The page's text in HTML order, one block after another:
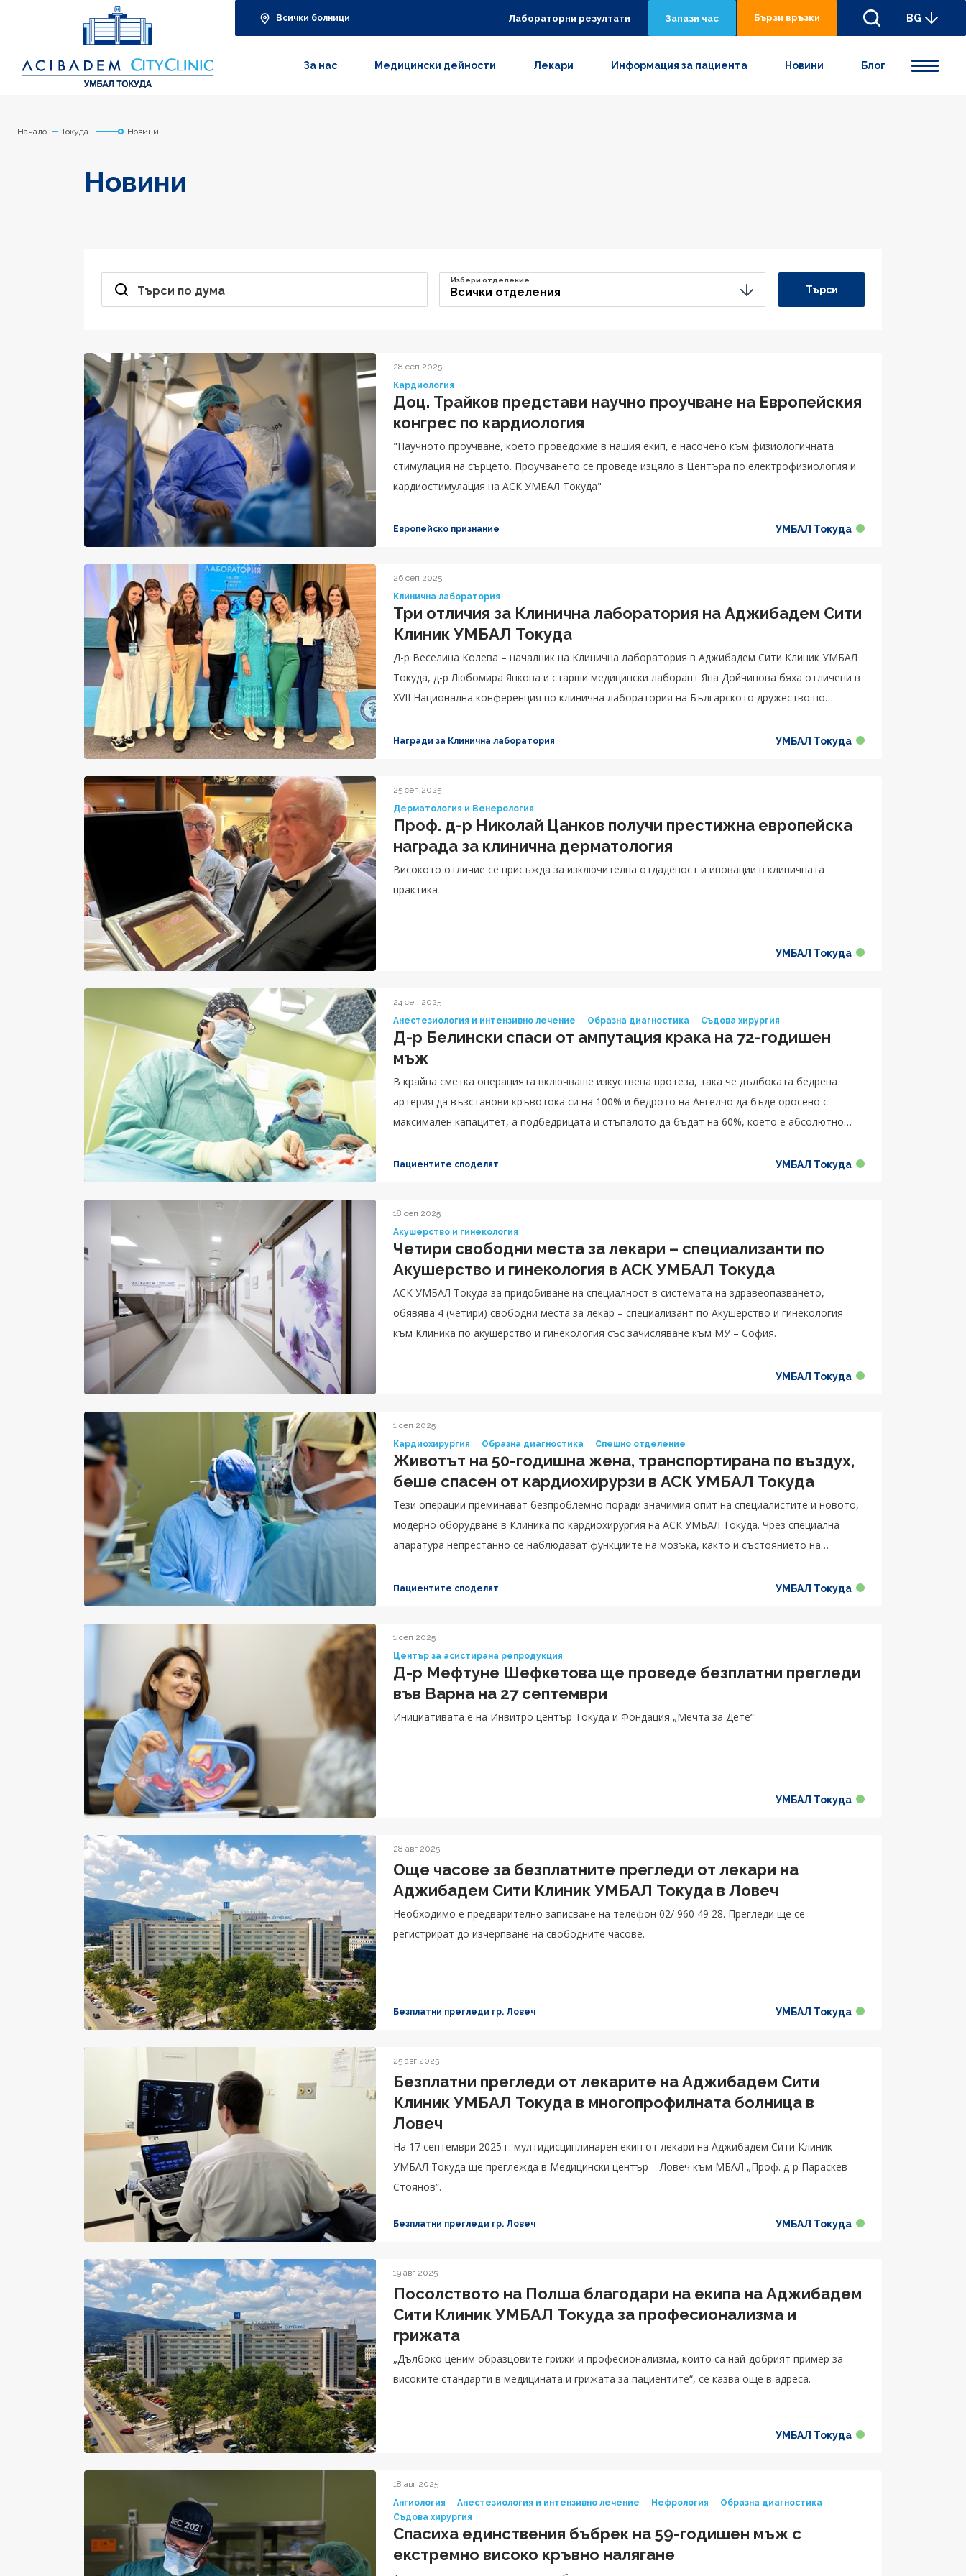
Всички болници Лабораторни резултати Запази час Бързи връзки BG
За нас Медицински дейности Лекари Информация за пациента Новини Блог
Начало Токуда Новини
Новини
Търси по дума Всички отделения
Избери отделение
Търси
28 сеп 2025
Кардиология
Доц. Трайков представи научно проучване на Европейския
конгрес по кардиология
"Научното проучване, което проведохме в нашия екип, е насочено към физиологичната
стимулация на сърцето. Проучването се проведе изцяло в Центъра по електрофизиология и
кардиостимулация на АСК УМБАЛ Токуда"
Европейско признание УМБАЛ Токуда
26 сеп 2025
Клинична лаборатория
Три отличия за Клинична лаборатория на Аджибадем Сити
Клиник УМБАЛ Токуда
Д-р Веселина Колева – началник на Клинична лаборатория в Аджибадем Сити Клиник УМБАЛ
Токуда, д-р Любомира Янкова и старши медицински лаборант Яна Дойчинова бяха отличени в
XVII Национална конференция по клинична лаборатория на Българското дружество по
Награди за Клинична лаборатория УМБАЛ Токуда
25 сеп 2025
Дерматология и Венерология
Проф. д-р Николай Цанков получи престижна европейска
награда за клинична дерматология
Високото отличие се присъжда за изключителна отдаденост и иновации в клиничната
практика
УМБАЛ Токуда
24 сеп 2025
Анестезиология и интензивно лечение
Образна диагностика Съдова хирургия
Д-р Белински спаси от ампутация крака на 72-годишен
мъж
В крайна сметка операцията включваше изкуствена протеза, така че дълбоката бедрена
артерия да възстанови кръвотока си на 100% и бедрото на Ангелчо да бъде оросено с
максимален капацитет, а подбедрицата и стъпалото да бъдат на 60%, което е абсолютно
Пациентите споделят УМБАЛ Токуда
18 сеп 2025
Акушерство и гинекология
Четири свободни места за лекари – специализанти по
Акушерство и гинекология в АСК УМБАЛ Токуда
АСК УМБАЛ Токуда за придобиване на специалност в системата на здравеопазването,
обявява 4 (четири) свободни места за лекар – специализант по Акушерство и гинекология
към Клиника по акушерство и гинекология със зачисляване към МУ – София.
УМБАЛ Токуда
1 сеп 2025
Кардиохирургия
Образна диагностика Спешно отделение
Животът на 50-годишна жена, транспортирана по въздух,
беше спасен от кардиохирурзи в АСК УМБАЛ Токуда
Тези операции преминават безпроблемно поради значимия опит на специалистите и новото,
модерно оборудване в Клиника по кардиохирургия на АСК УМБАЛ Токуда. Чрез специална
апаратура непрестанно се наблюдават функциите на мозъка, както и състоянието на
Пациентите споделят УМБАЛ Токуда
1 сеп 2025
Център за асистирана репродукция
Д-р Мефтуне Шефкетова ще проведе безплатни прегледи
във Варна на 27 септември
Инициативата е на Инвитро център Токуда и Фондация „Мечта за Дете“
УМБАЛ Токуда
28 авг 2025
Още часове за безплатните прегледи от лекари на
Аджибадем Сити Клиник УМБАЛ Токуда в Ловеч
Необходимо е предварително записване на телефон 02/ 960 49 28. Прегледи ще се
регистрират до изчерпване на свободните часове.
Безплатни прегледи гр. Ловеч УМБАЛ Токуда
25 авг 2025
Безплатни прегледи от лекарите на Аджибадем Сити
Клиник УМБАЛ Токуда в многопрофилната болница в
Ловеч
На 17 септември 2025 г. мултидисциплинарен екип от лекари на Аджибадем Сити Клиник
УМБАЛ Токуда ще преглежда в Медицински център – Ловеч към МБАЛ „Проф. д-р Параскев
Стоянов“.
Безплатни прегледи гр. Ловеч УМБАЛ Токуда
19 авг 2025
Посолството на Полша благодари на екипа на Аджибадем
Сити Клиник УМБАЛ Токуда за професионализма и
грижата
„Дълбоко ценим образцовите грижи и професионализма, които са най-добрият пример за
високите стандарти в медицината и грижата за пациентите“, се казва още в адреса.
УМБАЛ Токуда
18 авг 2025
Ангиология
Анестезиология и интензивно лечение Нефрология
Образна диагностика
Съдова хирургия
Спасиха единствения бъбрек на 59-годишен мъж с
екстремно високо кръвно налягане